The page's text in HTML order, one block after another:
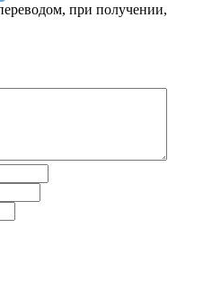
при получении,